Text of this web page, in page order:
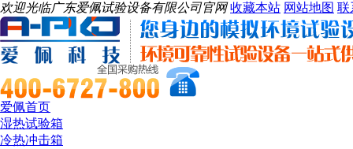
欢迎光临广东爱佩试验设备有限公司官网 收藏本站 网站地图 联
爱佩首页
湿热试验箱
冷热冲击箱